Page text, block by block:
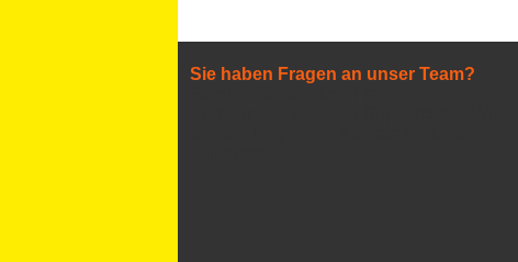
Sie haben Fragen an unser Team?